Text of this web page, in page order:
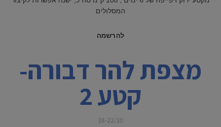
המסלולים
להרשמה
מצפת להר דבורה-
קטע 2
18-22/10